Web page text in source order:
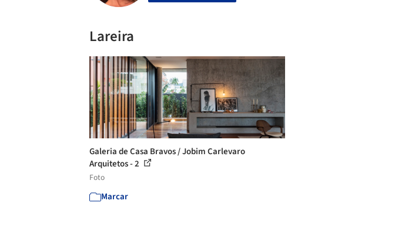
Lareira
Galeria de Casa Bravos / Jobim Carlevaro
Arquitetos - 2
Foto
Marcar